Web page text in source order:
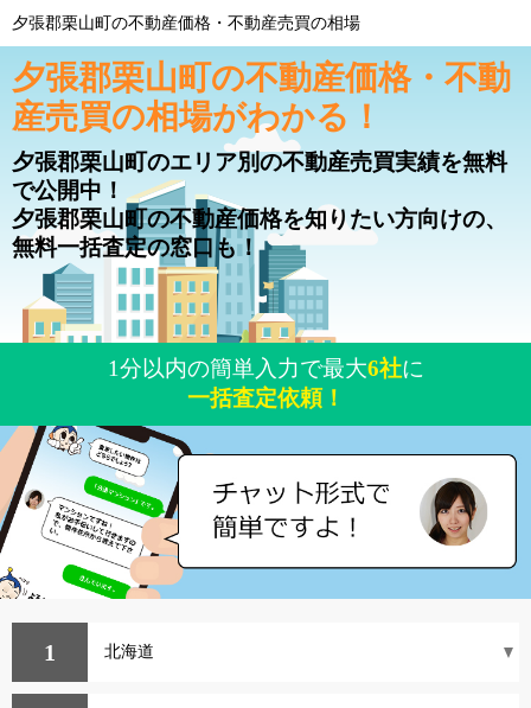
夕張郡栗山町の不動産価格・不動産売買の相場
夕張郡栗山町の不動産価格・不動
産売買の相場がわかる！
夕張郡栗山町のエリア別の不動産売買実績を無料
で公開中！
夕張郡栗山町の不動産価格を知りたい方向けの、
無料一括査定の窓口も！
1分以内の簡単入力で最大6社に
一括査定依頼！
1